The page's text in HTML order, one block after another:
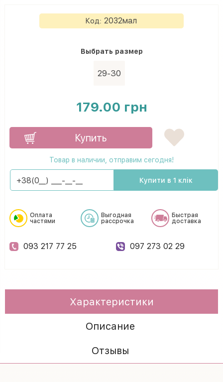
Код: 2032мал
Выбрать размер
29-30
179.00 грн
Купить
Товар в наличии, отправим сегодня!
Купити в 1 клік
Оплата
частями
Выгодная
рассрочка
Быстрая
доставка
093 217 77 25 097 273 02 29
Характеристики
Описание
Отзывы